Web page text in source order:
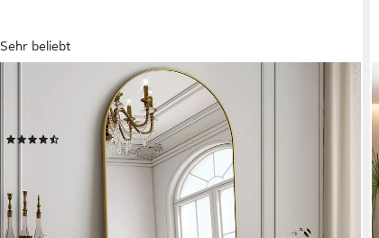
Sehr beliebt
Ganzkörperspiegel Großer Standspiegel mit Metallrahmen
und verstärktem Glas
199,00 €
-75%
lieferbar - in 6-7 Werktagen bei dir